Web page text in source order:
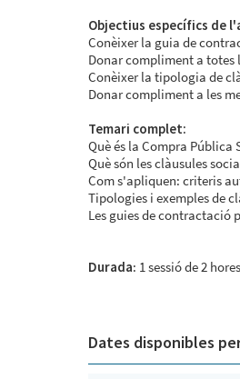
Objectius específics de
Conèixer la guia de
Donar compliment a
Conèixer la tipologia de
Donar compliment a les
Temari complet:
Què és la Compra Pública
Què són les clàusules
Com s'apliquen: criteris
Tipologies i exemples de
Les guies de contractació
Durada: 1 sessió de 2 hores
Dates disponibles